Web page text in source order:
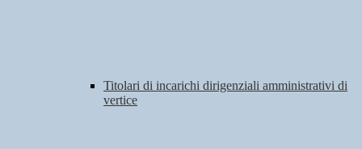
Titolari di incarichi dirigenziali amministrativi di
vertice